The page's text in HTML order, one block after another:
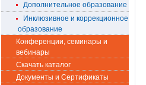
Дополнительное образование
Инклюзивное и коррекционное
образование
Конференции, семинары и
вебинары
Скачать каталог
Документы и Сертификаты